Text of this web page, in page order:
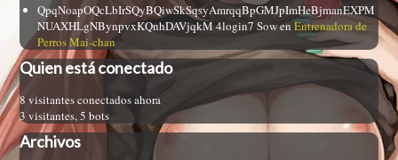
QpqNoapOQcLbIrSQyBQiwSkSqsyAmrqqBpGMJpImHeBjmanEXPM
NUAXHLgNBynpvxKQnhDAVjqkM 4login7 SowenEntrenadora de
Perros Mai-chan
Quien está conectado
8 visitantes conectados ahora
3 visitantes,5 bots
Archivos